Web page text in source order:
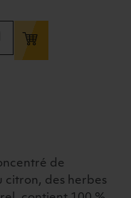
de
citron, des herbes